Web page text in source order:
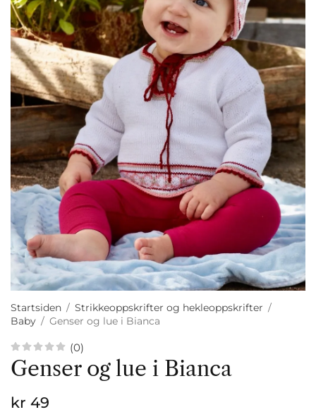
Startsiden / Strikkeoppskrifter og hekleoppskrifter /
Baby / Genser og lue i Bianca
(0)
Genser og lue i Bianca
kr 49